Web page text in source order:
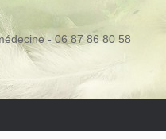
- 06 87 86 80 58